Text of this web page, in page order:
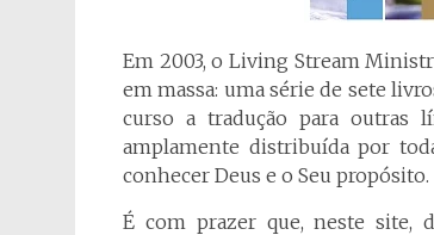
Em 2003, o Living Stream
em massa: uma série de sete
curso a tradução para outras
amplamente distribuída por
conhecer Deus e o Seu propósito.
É com prazer que, neste site,